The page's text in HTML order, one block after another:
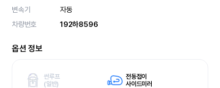
변속기
자동
차량번호
192하8596
옵션 정보
썬루프
(일반)
전동접이
사이드미러